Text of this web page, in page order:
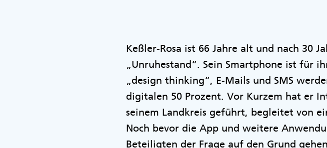
Keßler-Rosa ist 66 Jahre alt und nach 30
„Unruhestand“. Sein Smartphone ist für
„design thinking“, E-Mails und SMS
digitalen 50 Prozent. Vor Kurzem hat er
seinem Landkreis geführt, begleitet von
Noch bevor die App und weitere
Beteiligten der Frage auf den Grund